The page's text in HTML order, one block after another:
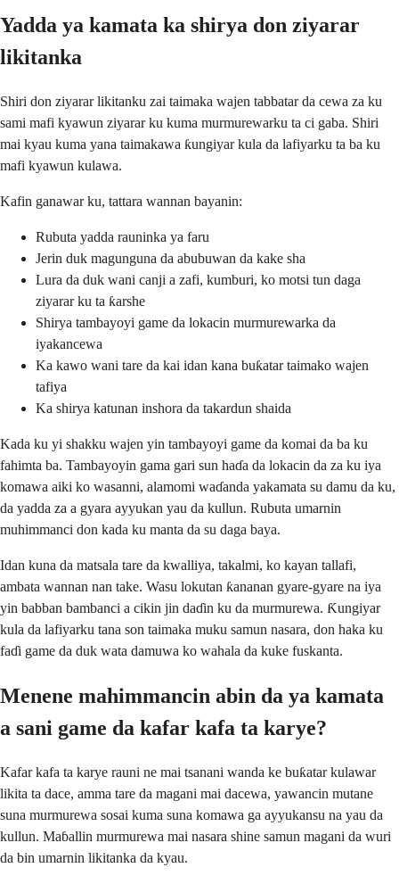
Yadda ya kamata ka shirya don ziyarar
likitanka
Shiri don ziyarar likitanku zai taimaka wajen tabbatar da cewa za ku
sami mafi kyawun ziyarar ku kuma murmurewarku ta ci gaba. Shiri
mai kyau kuma yana taimakawa ƙungiyar kula da lafiyarku ta ba ku
mafi kyawun kulawa.
Kafin ganawar ku, tattara wannan bayanin:
Rubuta yadda rauninka ya faru
Jerin duk magunguna da abubuwan da kake sha
Lura da duk wani canji a zafi, kumburi, ko motsi tun daga
ziyarar ku ta ƙarshe
Shirya tambayoyi game da lokacin murmurewarka da
iyakancewa
Ka kawo wani tare da kai idan kana buƙatar taimako wajen
tafiya
Ka shirya katunan inshora da takardun shaida
Kada ku yi shakku wajen yin tambayoyi game da komai da ba ku
fahimta ba. Tambayoyin gama gari sun haɗa da lokacin da za ku iya
komawa aiki ko wasanni, alamomi waɗanda yakamata su damu da ku,
da yadda za a gyara ayyukan yau da kullun. Rubuta umarnin
muhimmanci don kada ku manta da su daga baya.
Idan kuna da matsala tare da kwalliya, takalmi, ko kayan tallafi,
ambata wannan nan take. Wasu lokutan ƙananan gyare-gyare na iya
yin babban bambanci a cikin jin daɗin ku da murmurewa. Ƙungiyar
kula da lafiyarku tana son taimaka muku samun nasara, don haka ku
faɗi game da duk wata damuwa ko wahala da kuke fuskanta.
Menene mahimmancin abin da ya kamata
a sani game da kafar kafa ta karye?
Kafar kafa ta karye rauni ne mai tsanani wanda ke buƙatar kulawar
likita ta dace, amma tare da magani mai dacewa, yawancin mutane
suna murmurewa sosai kuma suna komawa ga ayyukansu na yau da
kullun. Maɓallin murmurewa mai nasara shine samun magani da wuri
da bin umarnin likitanka da kyau.